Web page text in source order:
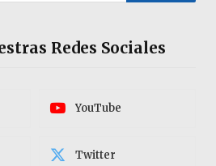
Redes Sociales
YouTube
Twitter